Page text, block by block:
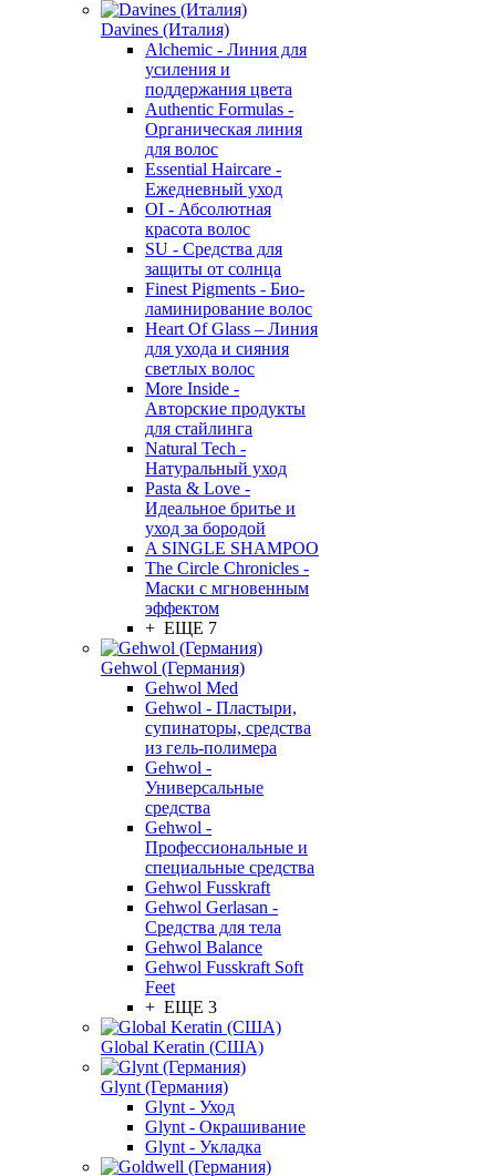
Davines (Италия)
Alchemic - Линия для
усиления и
поддержания цвета
Authentic Formulas -
Органическая линия
для волос
Essential Haircare -
Eжедневный уход
OI - Абсолютная
красота волос
SU - Средства для
защиты от солнца
Finest Pigments - Био-
ламинирование волос
Heart Of Glass – Линия
для ухода и сияния
светлых волос
More Inside -
Авторские продукты
для стайлинга
Natural Tech -
Натуральный уход
Pasta & Love -
Идеальное бритье и
уход за бородой
A SINGLE SHAMPOO
The Circle Chronicles -
Маски с мгновенным
эффектом
+ ЕЩЕ 7
Gehwol (Германия)
Gehwol Med
Gehwol - Пластыри,
супинаторы, средства
из гель-полимера
Gehwol -
Универсальные
средства
Gehwol -
Профессиональные и
специальные средства
Gehwol Fusskraft
Gehwol Gerlasan -
Средства для тела
Gehwol Balance
Gehwol Fusskraft Soft
Feet
+ ЕЩЕ 3
Global Keratin (США)
Glynt (Германия)
Glynt - Уход
Glynt - Окрашивание
Glynt - Укладка